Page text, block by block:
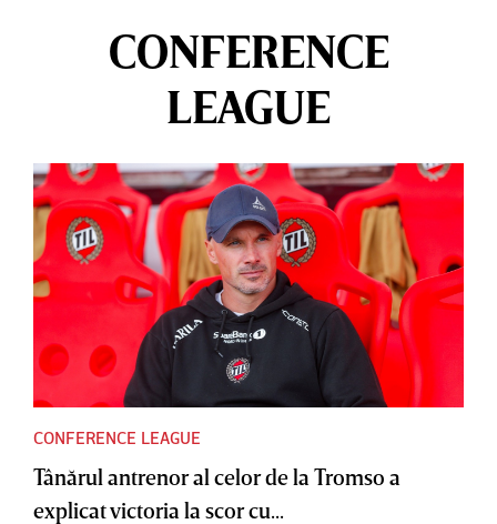
CONFERENCE
LEAGUE
CONFERENCE LEAGUE
Tânărul antrenor al celor de la Tromso a
explicat victoria la scor cu...